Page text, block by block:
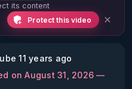
its content
Protect this video
11 years ago
on August 31, 2026 —